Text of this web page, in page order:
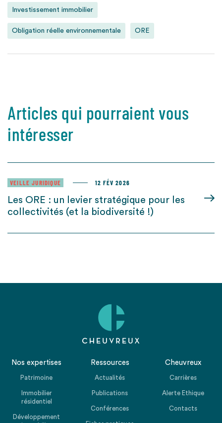
Investissement immobilier
Obligation réelle environnementale ORE
Articles qui pourraient vous
intéresser
VEILLE JURIDIQUE 12 FÉV 2026
Les ORE : un levier stratégique pour les
collectivités (et la biodiversité !)
Nos expertises
Patrimoine
Immobilier
résidentiel
Développement
Ressources
Actualités
Publications
Conférences
Cheuvreux
Carrières
Alerte Ethique
Contacts